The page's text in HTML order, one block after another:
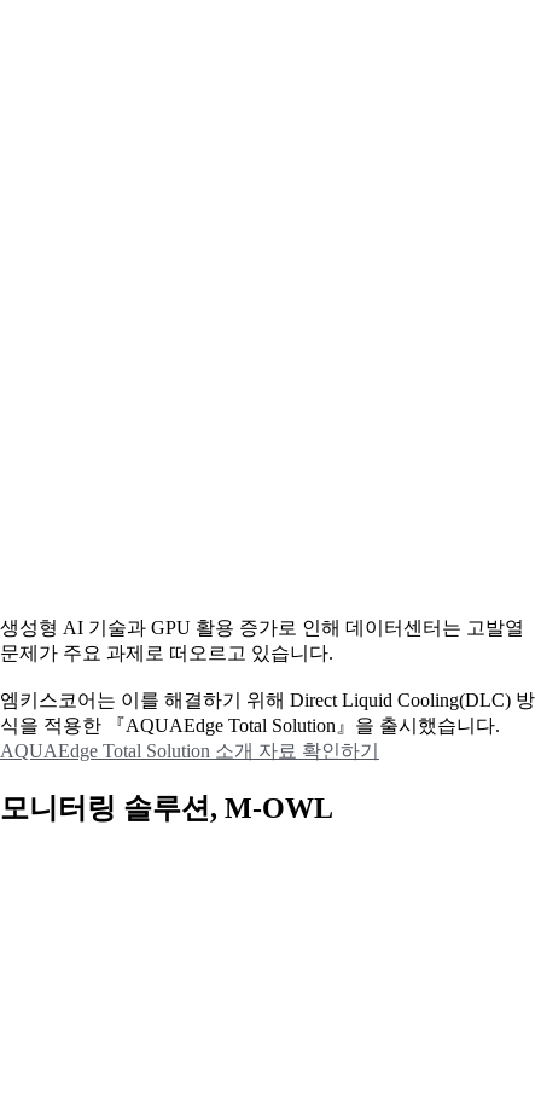
생성형 AI 기술과 GPU 활용 증가로 인해 데이터센터는 고발열
문제가 주요 과제로 떠오르고 있습니다.
엠키스코어는 이를 해결하기 위해 Direct Liquid Cooling(DLC) 방
식을 적용한 『AQUAEdge Total Solution』을 출시했습니다.
AQUAEdge Total Solution 소개 자료 확인하기
모니터링 솔루션, M-OWL